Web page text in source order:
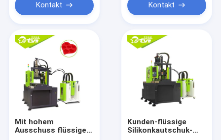
Kontakt Kontakt
Mit hohem
Ausschuss flüssige
Kunden-flüssige
Silikonkautschuk-